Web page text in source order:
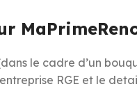
le cadre d’un
RGE et le